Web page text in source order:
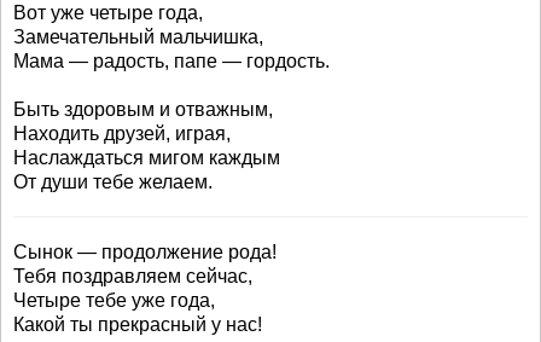
Вот уже четыре года,
Замечательный мальчишка,
Мама — радость, папе — гордость.
Быть здоровым и отважным,
Находить друзей, играя,
Наслаждаться мигом каждым
От души тебе желаем.
Сынок — продолжение рода!
Тебя поздравляем сейчас,
Четыре тебе уже года,
Какой ты прекрасный у нас!